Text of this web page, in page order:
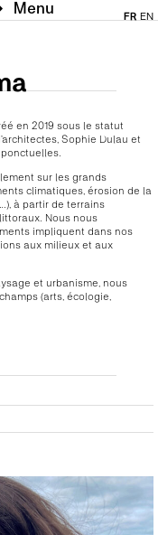
Menu FR EN
en 2019 sous le statut
Sophie Dulau et
sur les grands
climatiques, érosion de la
à partir de terrains
Nous nous
impliquent dans nos
aux milieux et aux
et urbanisme, nous
(arts, écologie,